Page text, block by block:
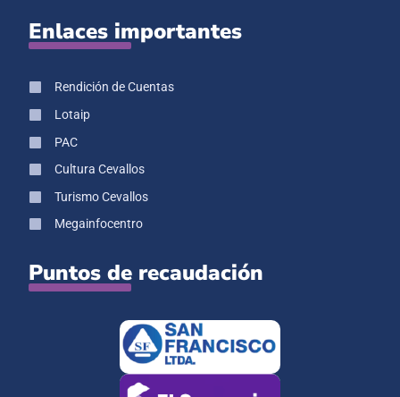
Enlaces importantes
Rendición de Cuentas
Lotaip
PAC
Cultura Cevallos
Turismo Cevallos
Megainfocentro
Puntos de recaudación